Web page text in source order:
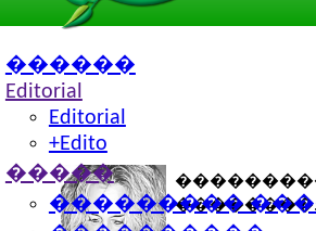
������
Editorial
Editorial
+Edito
�����
���������